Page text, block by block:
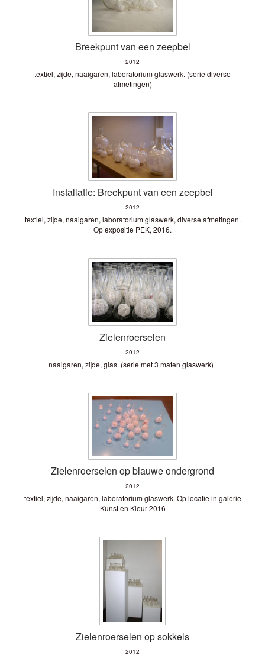
Breekpunt van een zeepbel
2012
textiel, zijde, naaigaren, laboratorium glaswerk. (serie diverse
afmetingen)
Installatie: Breekpunt van een zeepbel
2012
textiel, zijde, naaigaren, laboratorium glaswerk, diverse afmetingen.
Op expositie PEK, 2016.
Zielenroerselen
2012
naaigaren, zijde, glas. (serie met 3 maten glaswerk)
Zielenroerselen op blauwe ondergrond
2012
textiel, zijde, naaigaren, laboratorium glaswerk. Op locatie in galerie
Kunst en Kleur 2016
Zielenroerselen op sokkels
2012